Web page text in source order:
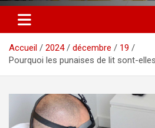
Accueil 2024 décembre
19
Pourquoi les punaises de lit sont-